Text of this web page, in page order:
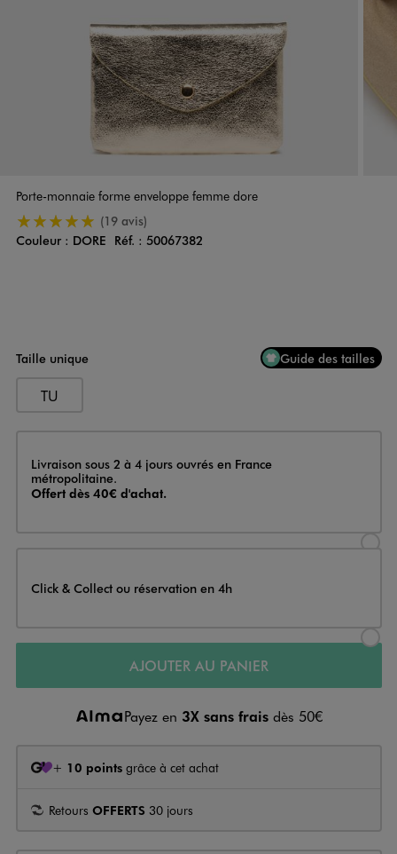
Porte-monnaie forme enveloppe femme dore
5/5 de moyenne(19 avis)
Couleur
Couleur : DORE Réf. : 50067382
Taille unique Guide des tailles
TU
Livraison
Livraison sous 2 à 4 jours ouvrés en France
métropolitaine.
Offert dès 40€ d'achat.
Click & Collect ou réservation en 4h
AJOUTER AU PANIER
Payez en 3X sans frais dès 50€
+ 10 points grâce à cet achat
Retours OFFERTS 30 jours